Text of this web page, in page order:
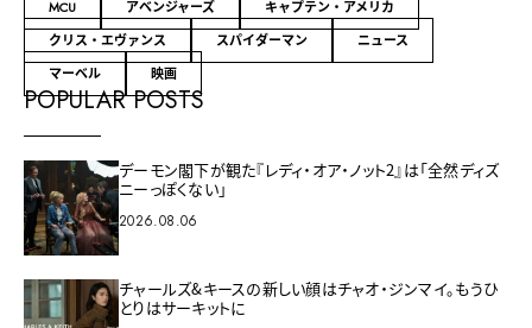
MCU アベンジャーズ
キャプテン・アメリカ
クリス・エヴァンス
スパイダーマン
ニュース
マーベル
映画
POPULAR POSTS
デーモン閣下が観た『レディ・オア・ノット2』は「全然ディズ
ニーっぽくない」
2026.08.06
チャールズ&キースの新しい顔はチャオ・ジンマイ。もうひ
とりはサーキットに